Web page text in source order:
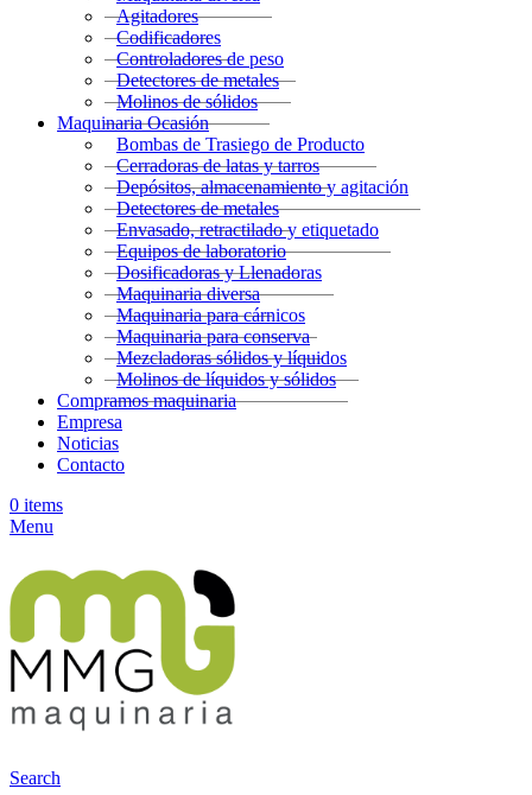
Agitadores
Codificadores
Controladores de peso
Detectores de metales
Molinos de sólidos
Maquinaria Ocasión
Bombas de Trasiego de Producto
Cerradoras de latas y tarros
Depósitos, almacenamiento y agitación
Detectores de metales
Envasado, retractilado y etiquetado
Equipos de laboratorio
Dosificadoras y Llenadoras
Maquinaria diversa
Maquinaria para cárnicos
Maquinaria para conserva
Mezcladoras sólidos y líquidos
Molinos de líquidos y sólidos
Compramos maquinaria
Empresa
Noticias
Contacto
0 items
Menu
Search